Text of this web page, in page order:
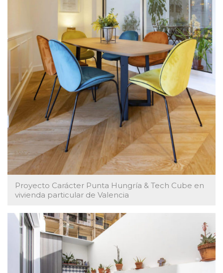
Proyecto Carácter Punta Hungría & Tech Cube en
vivienda particular de Valencia